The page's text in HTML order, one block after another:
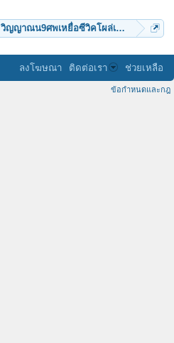
วิญญาณน9ศพเหยื่อซีวิคโผล่เห็นกันจะจะ
ลงโฆษณา ติดต่อเรา ช่วยเหลือ
ข้อกำหนดและกฎ